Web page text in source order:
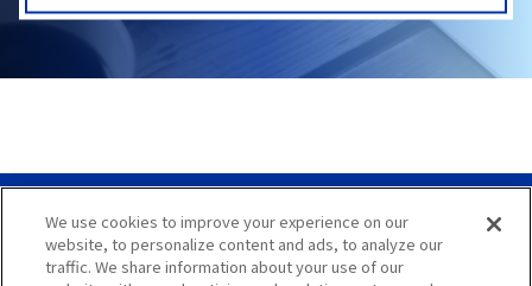
サイトマップ
サイト利用案内
We use cookies to improve your experience on our
website, to personalize content and ads, to analyze our
traffic. We share information about your use of our